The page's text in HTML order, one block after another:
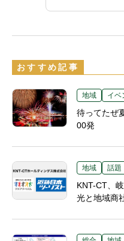
おすすめ記事
地域 イベ
待ってたぜ
00発
地域 話題
KNT-CT、
光と地域商